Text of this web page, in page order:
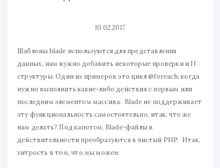
10.02.2017
Шаблоны blade используются для представления
данных, нам нужно добавить некоторые проверки и If
структуры. Один из примеров это цикл @foreach, когда
нужно выполнить какие-либо действия с первым или
последним элементом массива. Blade не поддерживает
эту функциональность самостоятельно, итак, что же
нам делать? Под капотом, Blade-файлы в
действительности преобразуются в чистый PHP. Итак,
хитрость в том, что мы можем